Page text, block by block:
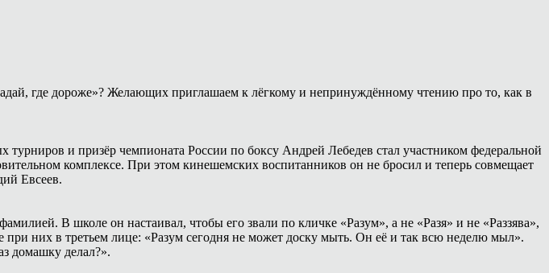
где дороже»? Желающих приглашаем к лёгкому и непринуждённому чтению про то, как в
турниров и призёр чемпионата России по боксу Андрей Лебедев стал участником федеральной
комплексе. При этом кинешемских воспитанников он не бросил и теперь совмещает
Евсеев.
В школе он настаивал, чтобы его звали по кличке «Разум», а не «Разя» и не «Раззява»,
них в третьем лице: «Разум сегодня не может доску мыть. Он её и так всю неделю мыл».
домашку делал?».